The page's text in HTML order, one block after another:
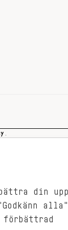
OM
din